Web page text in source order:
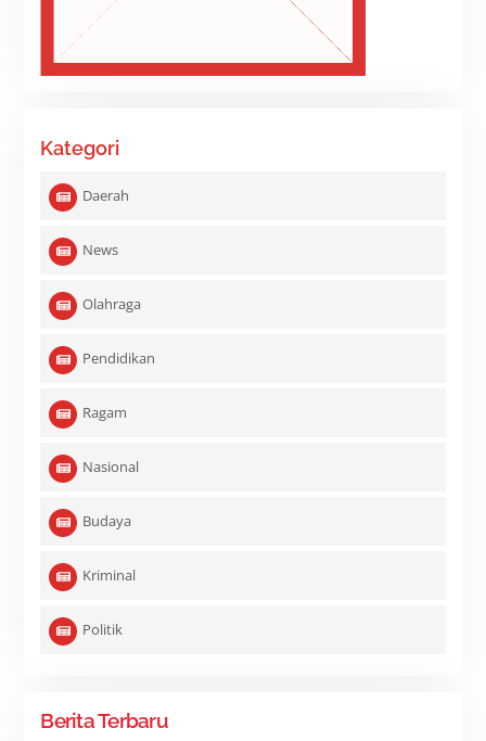
Kategori
Daerah
News
Olahraga
Pendidikan
Ragam
Nasional
Budaya
Kriminal
Politik
Berita Terbaru